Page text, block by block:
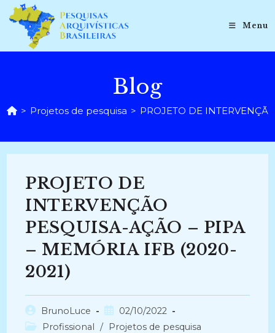
para
conteúdo
Menu
Blog
> Projetos de pesquisa > PROJETO DE
PROJETO DE
INTERVENÇÃO
PESQUISA-AÇÃO – PIPA
– MEMÓRIA IFB (2020-
2021)
Autor
do
BrunoLuce
Post
publicado:
02/10/2022
Categoria
Profissional / Projetos de pesquisa